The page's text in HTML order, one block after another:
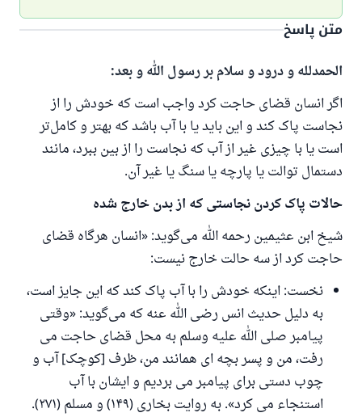
متن پاسخ
الحمدلله و درود و سلام بر رسول الله و بعد:
اگر انسان قضای حاجت کرد واجب است که خودش را از
نجاست پاک کند و این باید یا با آب باشد که بهتر و کامل‌تر
است یا با چیزی غیر از آب که نجاست را از بین ببرد، مانند
دستمال توالت یا پارچه یا سنگ یا غیر آن.
حالات پاک کردن نجاستی که از بدن خارج شده
شیخ ابن عثیمین رحمه الله می‌گوید: «انسان هرگاه قضای
حاجت کرد از سه حالت خارج نیست:
نخست: اینکه خودش را با آب پاک کند که این جایز است،
به دلیل حدیث انس رضی الله عنه که می‌گوید: «وقتی
پيامبر صلى الله عليه وسلم به محل قضای حاجت می
رفت، من و پسر بچه ای همانند من، ظرف [کوچک] آب و
چوب دستی برای پیامبر می برديم و ايشان با آب
استنجاء می کرد». به روایت بخاری (۱۴۹) و مسلم (۲۷۱).